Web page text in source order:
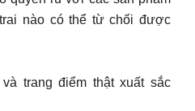
nào có thể từ chối được
trang điểm thật xuất sắc